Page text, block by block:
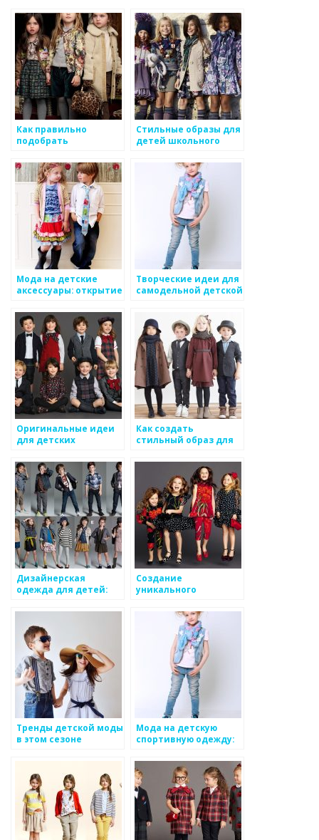
Как правильно
подобрать
детского гардероба?
Стильные образы для
детей школьного
Мода на детские
аксессуары: открытие
Творческие идеи для
самодельной детской
Оригинальные идеи
для детских
праздник
Как создать
стильный образ для
Дизайнерская
одежда для детей:
Создание
уникального
малыша без
перегрузки
Тренды детской моды
в этом сезоне
Мода на детскую
спортивную одежду: